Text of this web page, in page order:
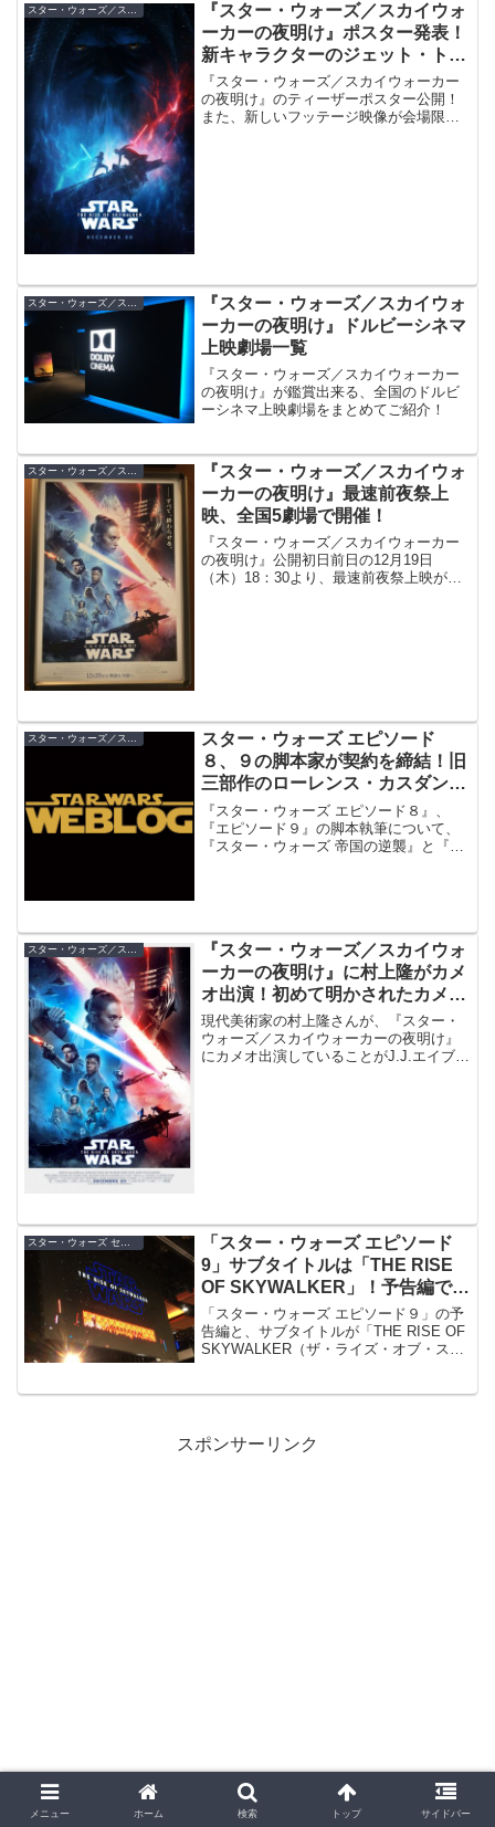
スター・ウォーズ／スカイウォーカーの夜明け
『スター・ウォーズ／スカイウォ
ーカーの夜明け』ポスター発表！
新キャラクターのジェット・トル
ーパーも初公開
『スター・ウォーズ／スカイウォーカー
の夜明け』のティーザーポスター公開！
また、新しいフッテージ映像が会場限定
『スター・ウォーズ／スカイウォ
ーカーの夜明け』ドルビーシネマ
上映劇場一覧
『スター・ウォーズ／スカイウォーカー
の夜明け』が鑑賞出来る、全国のドルビ
ーシネマ上映劇場をまとめてご紹介！
スター・ウォーズ／スカイウォーカーの夜明け
『スター・ウォーズ／スカイウォ
ーカーの夜明け』最速前夜祭上
映、全国5劇場で開催！
『スター・ウォーズ／スカイウォーカー
の夜明け』公開初日前日の12月19日
（木）18：30より、最速前夜祭上映が北
スター・ウォーズ／スカイウォーカーの夜明け
スター・ウォーズ エピソード
８、９の脚本家が契約を締結！旧
三部作のローレンス・カスダンを
起用！
『スター・ウォーズ エピソード８』、
『エピソード９』の脚本執筆について、
『スター・ウォーズ 帝国の逆襲』と『ジ
とのこと！
『スター・ウォーズ／スカイウォ
ーカーの夜明け』に村上隆がカメ
オ出演！初めて明かされたカメオ
出演者は日本人
現代美術家の村上隆さんが、『スター・
ウォーズ／スカイウォーカーの夜明け』
にカメオ出演していることがJ.J.エイブラ
「スター・ウォーズ エピソード
9」サブタイトルは「THE RISE
OF SKYWALKER」！予告編で熱
狂のセレブレーション現地レポー
ト
「スター・ウォーズ エピソード９」の予
告編と、サブタイトルが「THE RISE OF
SKYWALKER（ザ・ライズ・オブ・スカ
スポンサーリンク
メニュー ホーム 検索 トップ サイドバー